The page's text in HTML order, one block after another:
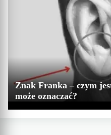
Znak Franka – czym
może oznaczać?